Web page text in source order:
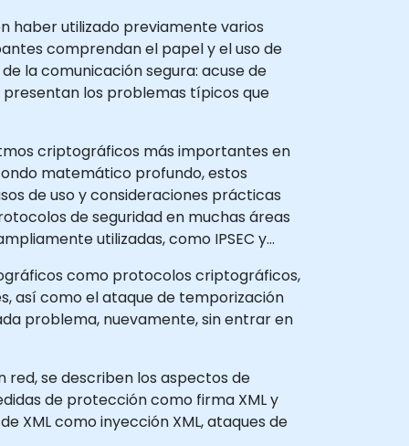
haber utilizado previamente varios
comprendan el papel y el uso de
la comunicación segura: acuse de
los problemas típicos que
criptográficos más importantes en
matemático profundo, estos
de uso y consideraciones prácticas
de seguridad en muchas áreas
utilizadas, como IPSEC y
como protocolos criptográficos,
así como el ataque de temporización
problema, nuevamente, sin entrar en
se describen los aspectos de
de protección como firma XML y
XML como inyección XML, ataques de